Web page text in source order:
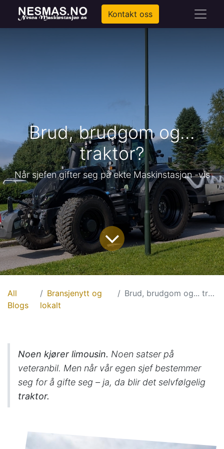
Kontakt oss
Brud, brudgom og...
traktor?
Når sjefen gifter seg på ekte Maskinstasjon -vis
All
Blogs
Bransjenytt og
lokalt
Brud, brudgom og... traktor?
Noen kjører limousin. Noen satser på
veteranbil. Men når vår egen sjef bestemmer
seg for å gifte seg – ja, da blir det selvfølgelig
traktor.